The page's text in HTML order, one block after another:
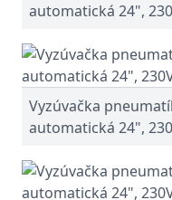
automatická 24",
Vyzúvačka
automatická 24",